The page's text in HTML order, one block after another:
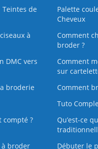
Teintes de
Palette
Cheveux
à
Comment
broder ?
DMC vers
Comment
sur
broderie
Comment
Tuto
compté ?
Qu’est-ce
broder
Débuter le